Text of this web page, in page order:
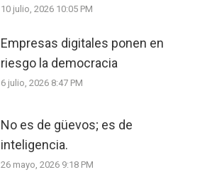
10 julio, 2026 10:05 PM
Empresas digitales ponen en
riesgo la democracia
6 julio, 2026 8:47 PM
No es de güevos; es de
inteligencia.
26 mayo, 2026 9:18 PM